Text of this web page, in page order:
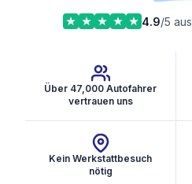
4.9/5 aus
Über 47,000 Autofahrer
vertrauen uns
Kein Werkstattbesuch
nötig